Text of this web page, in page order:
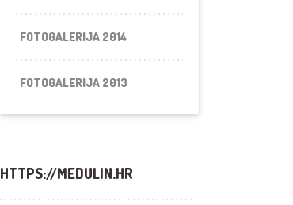
FOTOGALERIJA 2014
FOTOGALERIJA 2013
HTTPS://MEDULIN.HR